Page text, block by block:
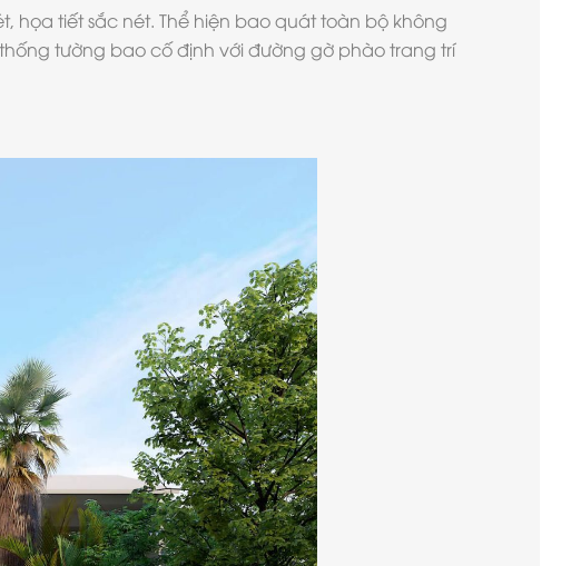
tiết sắc nét. Thể hiện bao quát toàn bộ không
tường bao cố định với đường gờ phào trang trí